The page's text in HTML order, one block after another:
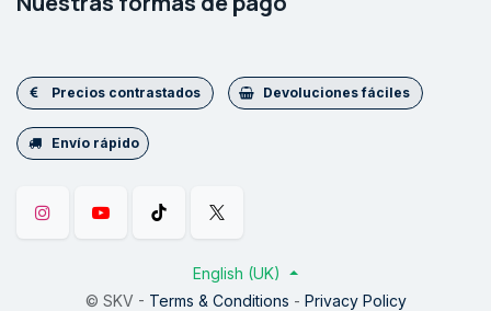
Precios contrastados Devoluciones fáciles
Envío rápido
© SKV - Terms & Conditions - Privacy Policy
English (UK)